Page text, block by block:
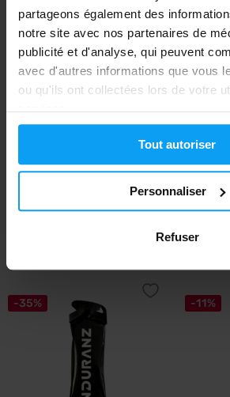
partageons également des
notre site avec nos partenaires de
publicité et d'analyse, qui peuvent
avec d'autres informations que vous
ou qu'ils ont collectées lors de votre
services.
Tout autoriser
Personnaliser
Refuser
VXB15
MyProtein
Hyrox
1,39
-35% -11%